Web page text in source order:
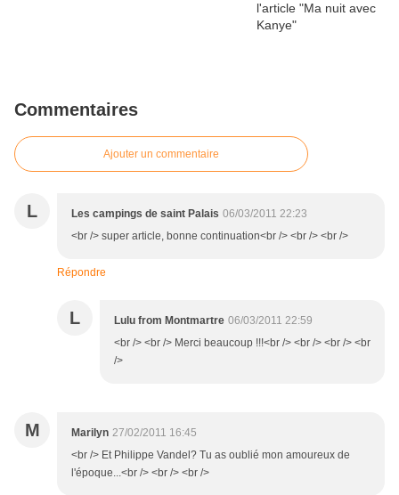
Commentaires
Ajouter un commentaire
L Les campings de saint Palais 06/03/2011 22:23
<br /> super article, bonne continuation<br /> <br /> <br />
Répondre
L Lulu from Montmartre 06/03/2011 22:59
<br /> <br /> Merci beaucoup !!!<br /> <br /> <br /> <br
/>
M Marilyn 27/02/2011 16:45
<br /> Et Philippe Vandel? Tu as oublié mon amoureux de
l'époque...<br /> <br /> <br />